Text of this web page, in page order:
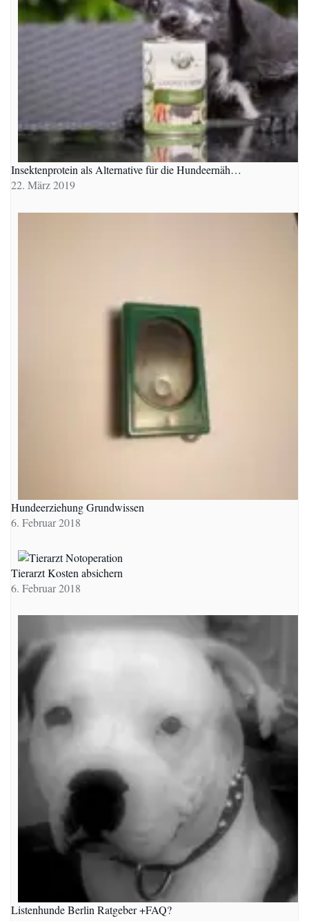
Insektenprotein als Alternative für die Hundeernäh…
22. März 2019
Hundeerziehung Grundwissen
6. Februar 2018
Tierarzt Kosten absichern
6. Februar 2018
Listenhunde Berlin Ratgeber +FAQ?